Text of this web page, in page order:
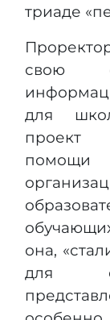
триаде
свою
для
проект
помощи
она,
для